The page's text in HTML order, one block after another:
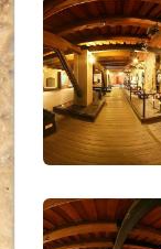
UKR_(11)
UKR_(12)